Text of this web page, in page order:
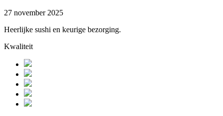
27 november 2025
Heerlijke sushi en keurige bezorging.
Kwaliteit